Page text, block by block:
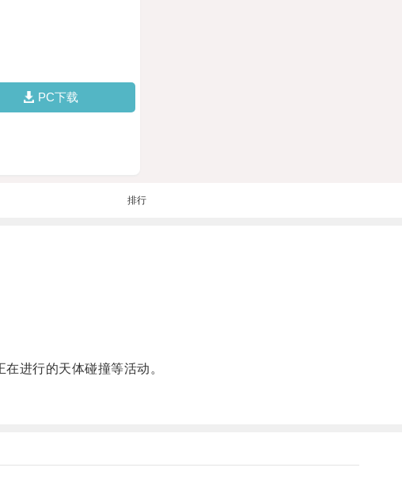
PC下载
排行
进行的天体碰撞等活动。